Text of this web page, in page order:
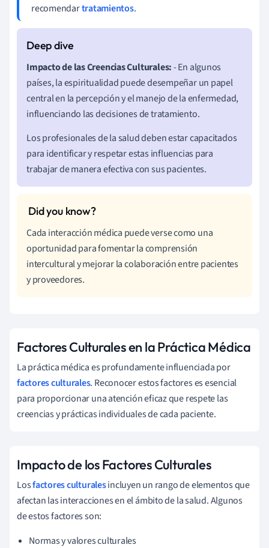
recomendartratamientos.
Impacto de las Creencias Culturales:- En algunos
países, la espiritualidad puede desempeñar un papel
central en la percepción y el manejo de la enfermedad,
influenciando las decisiones de tratamiento.
Los profesionales de la salud deben estar capacitados
para identificar y respetar estas influencias para
trabajar de manera efectiva con sus pacientes.
Cada interacción médica puede verse como una
oportunidad para fomentar la comprensión
intercultural y mejorar la colaboración entre pacientes
y proveedores.
Factores Culturales en la Práctica Médica
La práctica médica es profundamente influenciada por
factores culturales. Reconocer estos factores es esencial
para proporcionar una atención eficaz que respete las
creencias y prácticas individuales de cada paciente.
Impacto de los Factores Culturales
Losfactores culturalesincluyen un rango de elementos que
afectan las interacciones en el ámbito de la salud. Algunos
de estos factores son:
Normas y valores culturales